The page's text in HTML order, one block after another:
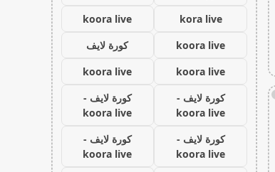
kora live
koora live
koora live
كورة لايف
koora live
koora live
كورة لايف -
koora live
كورة لايف -
koora live
كورة لايف -
koora live
كورة لايف -
koora live